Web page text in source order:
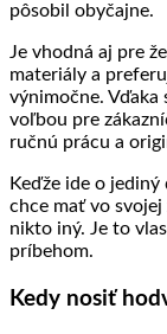
pôsobil obyčajne.
Je vhodná aj pre
materiály a
výnimočne. Vďaka
voľbou pre
ručnú prácu a
Keďže ide o
chce mať vo
nikto iný. Je to
príbehom.
Kedy nosiť